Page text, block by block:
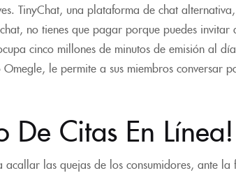
TinyChat, una plataforma de chat
no tienes que pagar porque puedes invitar
cinco millones de minutos de emisión al
le permite a sus miembros conversar
Citas En Línea!
las quejas de los consumidores, ante